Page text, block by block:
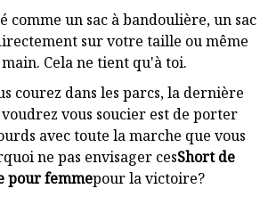
comme un sac à bandoulière, un sac
sur votre taille ou même
Cela ne tient qu'à toi.
courez dans les parcs, la dernière
vous soucier est de porter
avec toute la marche que vous
ne pas envisager cesShort de
pour femmepour la victoire?